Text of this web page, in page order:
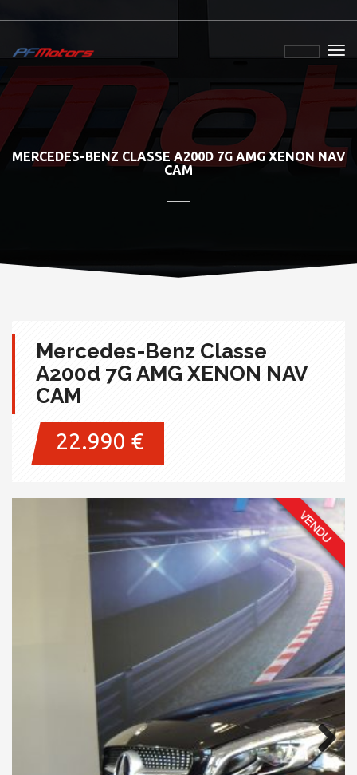
MERCEDES-BENZ CLASSE A200D 7G AMG XENON NAV
CAM
Mercedes-Benz Classe
A200d 7G AMG XENON NAV
CAM
22.990 €
Next